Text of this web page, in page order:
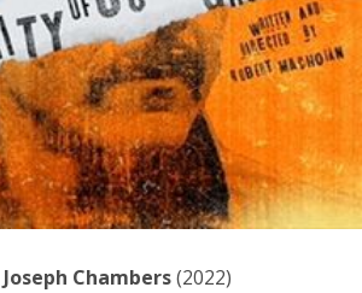
Chambers(2022)